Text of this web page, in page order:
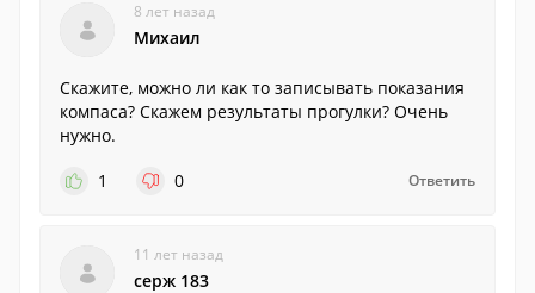
8 лет назад
Михаил
Скажите, можно ли как то записывать показания
компаса? Скажем результаты прогулки? Очень
нужно.
1
0 Ответить
11 лет назад
серж 183